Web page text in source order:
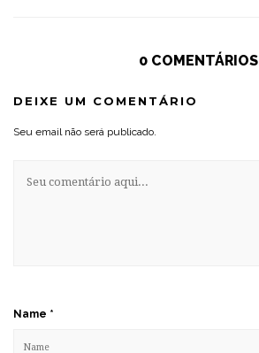
0 COMENTÁRIOS
DEIXE UM COMENTÁRIO
Seu email não será publicado.
Name *